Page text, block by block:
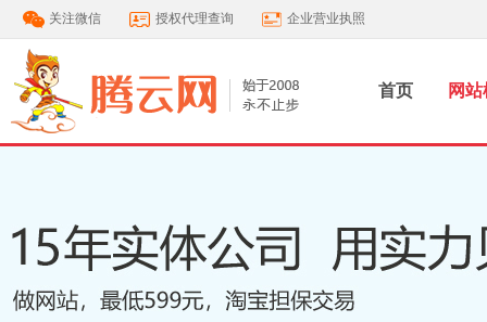
关注微信 授权代理查询 企业营业执照
首页 网